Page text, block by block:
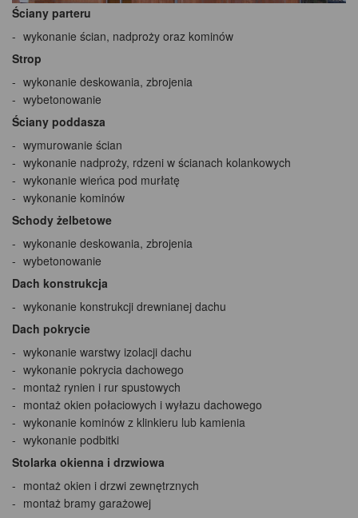
Ściany parteru
wykonanie ścian, nadproży oraz kominów
Strop
wykonanie deskowania, zbrojenia
wybetonowanie
Ściany poddasza
wymurowanie ścian
wykonanie nadproży, rdzeni w ścianach kolankowych
wykonanie wieńca pod murłatę
wykonanie kominów
Schody żelbetowe
wykonanie deskowania, zbrojenia
wybetonowanie
Dach konstrukcja
wykonanie konstrukcji drewnianej dachu
Dach pokrycie
wykonanie warstwy izolacji dachu
wykonanie pokrycia dachowego
montaż rynien i rur spustowych
montaż okien połaciowych i wyłazu dachowego
wykonanie kominów z klinkieru lub kamienia
wykonanie podbitki
Stolarka okienna i drzwiowa
montaż okien i drzwi zewnętrznych
montaż bramy garażowej